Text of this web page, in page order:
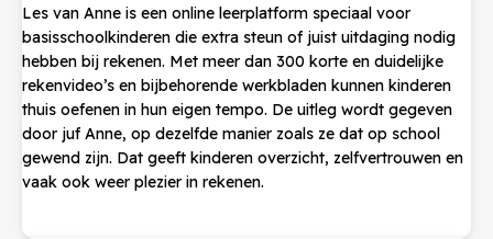
Les van Anne is een online leerplatform speciaal voor
basisschoolkinderen die extra steun of juist uitdaging nodig
hebben bij rekenen. Met meer dan 300 korte en duidelijke
rekenvideo’s en bijbehorende werkbladen kunnen kinderen
thuis oefenen in hun eigen tempo. De uitleg wordt gegeven
door juf Anne, op dezelfde manier zoals ze dat op school
gewend zijn. Dat geeft kinderen overzicht, zelfvertrouwen en
vaak ook weer plezier in rekenen.